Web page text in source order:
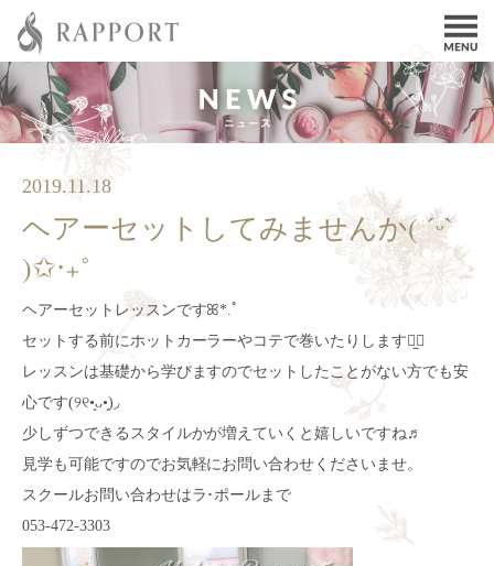
2019.11.18
ヘアーセットしてみませんか( ˊᵕˋ
)✩‧₊˚
ヘアーセットレッスンですꕤ*.ﾟ
セットする前にホットカーラーやコテで巻いたりします⠒̫⃝
レッスンは基礎から学びますのでセットしたことがない方でも安
心です(୨୧•͈ᴗ•͈)◞
少しずつできるスタイルかが増えていくと嬉しいですね♬
見学も可能ですのでお気軽にお問い合わせくださいませ。
スクールお問い合わせはラ･ポールまで
053-472-3303